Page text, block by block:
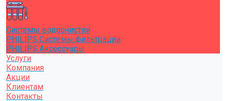
Системы водоочистки
PHILIPS Системы фильтрации
PHILIPS Аксессуары
Услуги
Компания
Акции
Клиентам
Контакты